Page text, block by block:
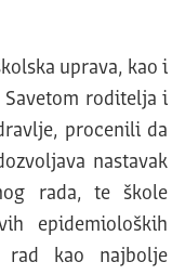
uprava, kao i
roditelja i
procenili da
nastavak
rada, te škole
epidemioloških
rad kao najbolje